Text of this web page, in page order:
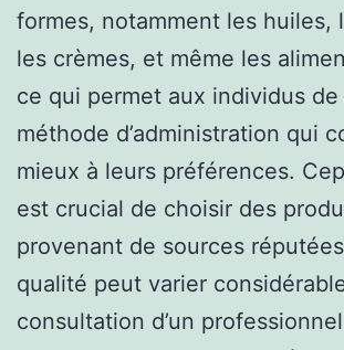
formes, notamment les huiles,
les crèmes, et même les
ce qui permet aux individus de
méthode d’administration qui
mieux à leurs préférences.
est crucial de choisir des
provenant de sources
qualité peut varier
consultation d’un